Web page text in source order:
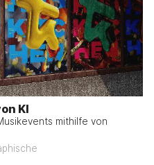
KI
mithilfe von